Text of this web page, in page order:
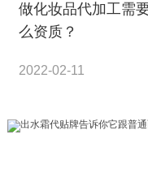
做化妆品代加工需
么资质？
2022-02-11